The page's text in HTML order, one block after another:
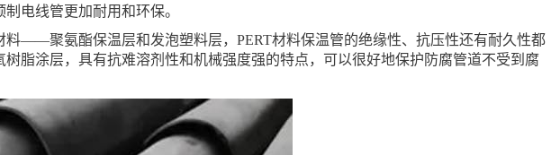
电线管更加耐用和环保。
——聚氨酯保温层和发泡塑料层，PERT材料保温管的绝缘性、抗压性还有耐久性都
脂涂层，具有抗难溶剂性和机械强度强的特点，可以很好地保护防腐管道不受到腐